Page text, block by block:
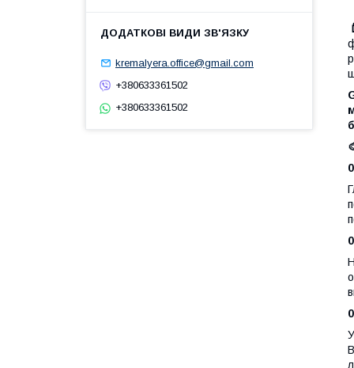
kremalyera.office@gmail.com
+380633361502
+380633361502